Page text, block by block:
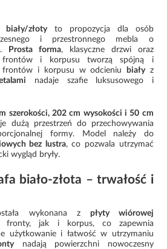
złotyto propozycja dla osób
i przestronnego mebla o
Prosta forma, klasyczne drzwi oraz
i korpusu tworzą spójną i
frontów i korpusu w odcieniu
białyz
nadaje szafie luksusowego i
szerokości, 202 cm wysokości i 50 cm
dużą przestrzeń do przechowywania
formy. Model należy do
bez lustra, co pozwala utrzymać
wygląd bryły.
biało-złota – trwałość i
wykonana z płyty wiórowej
fronty, jak i korpus, co zapewnia
użytkowanie i łatwość w utrzymaniu
nadają powierzchni nowoczesny